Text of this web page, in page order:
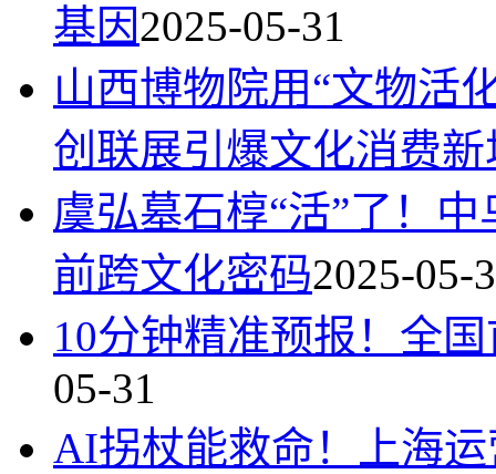
基因2025-05-31
山西博物院用“文物活
创联展引爆文化消费新
虞弘墓石椁“活”了！
前跨文化密码2025-05-
10分钟精准预报！全
05-31
AI拐杖能救命！上海